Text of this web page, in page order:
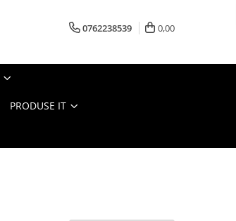
0762238539 0,00
PRODUSE IT